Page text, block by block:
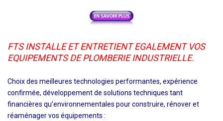
FTS INSTALLE ET ENTRETIENT EGALEMENT VOS
EQUIPEMENTS DE PLOMBERIE INDUSTRIELLE.
Choix des meilleures technologies performantes, expérience
confirmée, développement de solutions techniques tant
financières qu’environnementales pour construire, rénover et
réaménager vos équipements :